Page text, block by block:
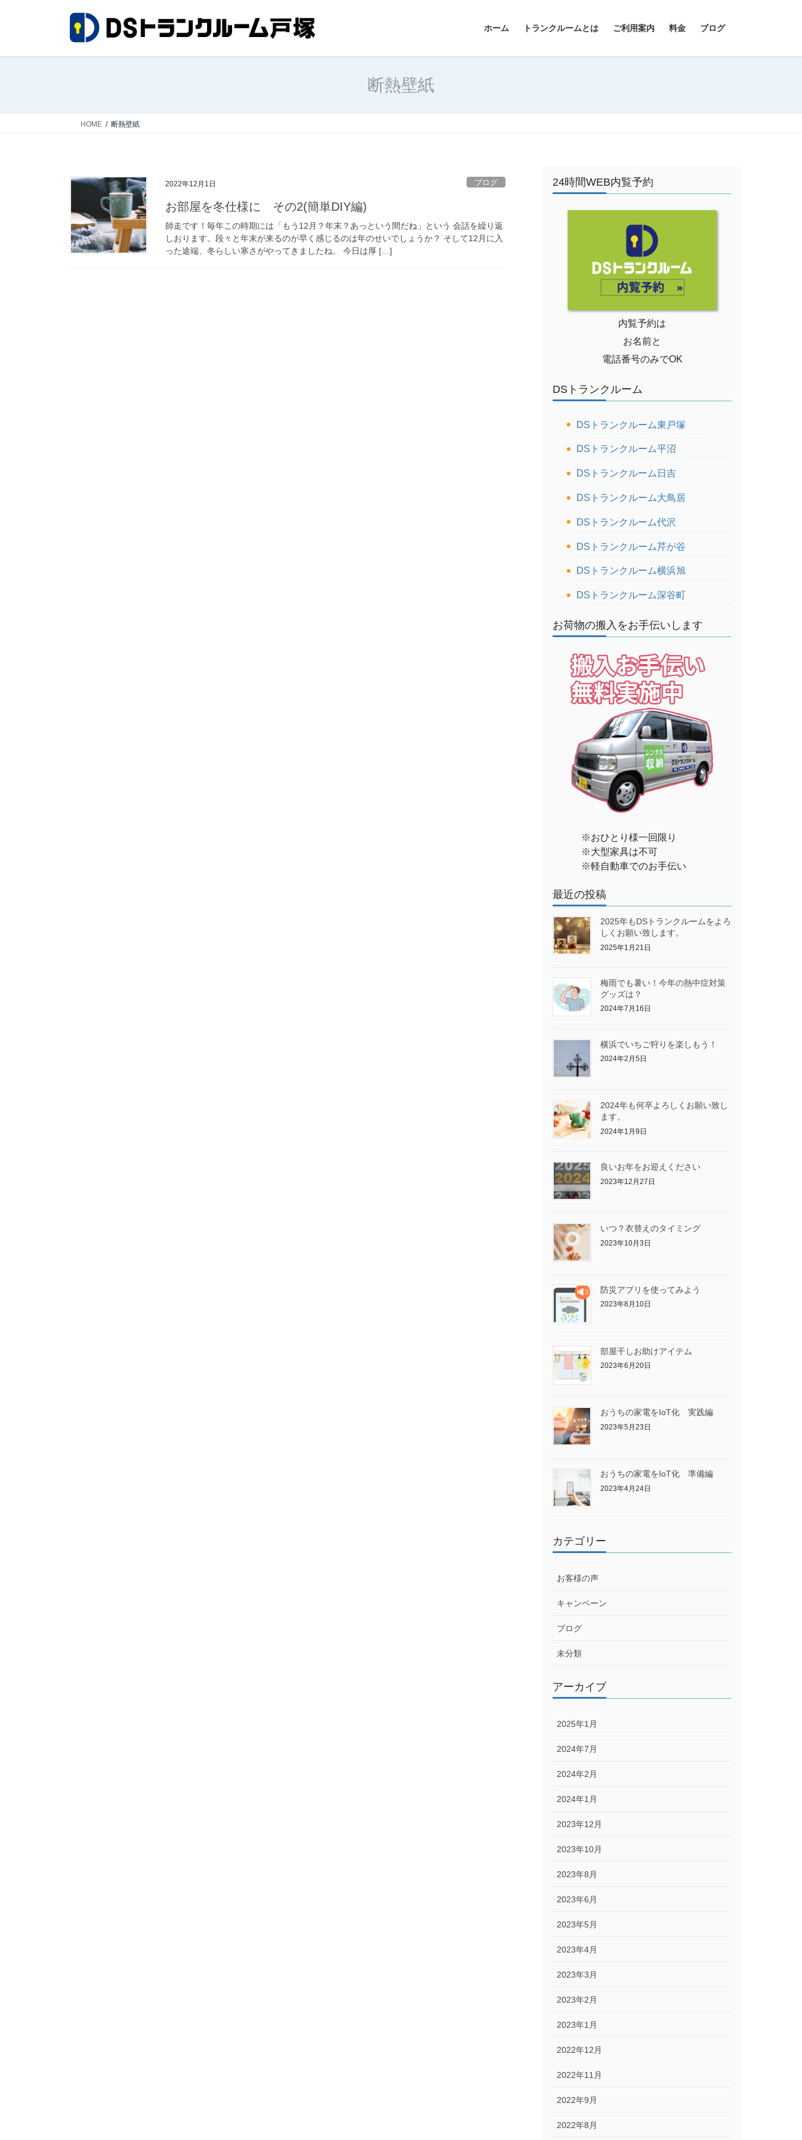
ホーム トランクルームとは ご利用案内 料金 ブログ
断熱壁紙
HOME 断熱壁紙
2022年12月1日 ブログ
お部屋を冬仕様に その2(簡単DIY編)
師走です！毎年この時期には「もう12月？年末？あっという間だね」という 会話を繰り返
しおります。段々と年末が来るのが早く感じるのは年のせいでしょうか？ そして12月に入
った途端、冬らしい寒さがやってきましたね。 今日は厚 […]
24時間WEB内覧予約
内覧予約は
お名前と
電話番号のみでOK
DSトランクルーム
DSトランクルーム東戸塚
DSトランクルーム平沼
DSトランクルーム日吉
DSトランクルーム大鳥居
DSトランクルーム代沢
DSトランクルーム芹が谷
DSトランクルーム横浜旭
DSトランクルーム深谷町
お荷物の搬入をお手伝いします
※おひとり様一回限り
※大型家具は不可
※軽自動車でのお手伝い
最近の投稿
2025年もDSトランクルームをよろ
しくお願い致します。
2025年1月21日
梅雨でも暑い！今年の熱中症対策
グッズは？
2024年7月16日
横浜でいちご狩りを楽しもう！
2024年2月5日
2024年も何卒よろしくお願い致し
ます。
2024年1月9日
良いお年をお迎えください
2023年12月27日
いつ？衣替えのタイミング
2023年10月3日
防災アプリを使ってみよう
2023年8月10日
部屋干しお助けアイテム
2023年6月20日
おうちの家電をIoT化 実践編
2023年5月23日
おうちの家電をIoT化 準備編
2023年4月24日
カテゴリー
お客様の声
キャンペーン
ブログ
未分類
アーカイブ
2025年1月
2024年7月
2024年2月
2024年1月
2023年12月
2023年10月
2023年8月
2023年6月
2023年5月
2023年4月
2023年3月
2023年2月
2023年1月
2022年12月
2022年11月
2022年9月
2022年8月